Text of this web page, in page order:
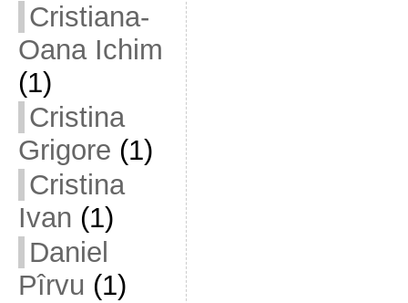
Cristiana-
Oana Ichim
(1)
Cristina
Grigore (1)
Cristina
Ivan (1)
Daniel
Pîrvu (1)